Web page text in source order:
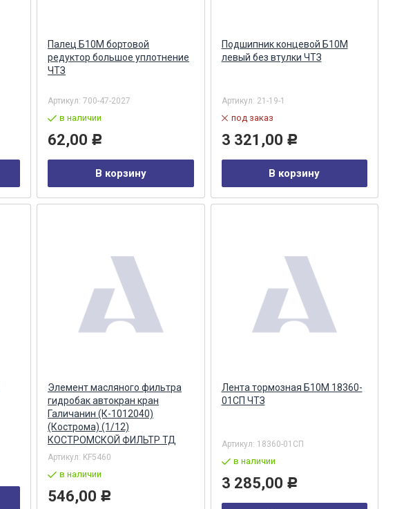
Палец Б10М бортовой
редуктор большое уплотнение
ЧТЗ
Артикул: 700-47-2027
в наличии
62,00 Р
В корзину
Подшипник концевой Б10М
левый без втулки ЧТЗ
Артикул: 21-19-1
под заказ
3 321,00 Р
В корзину
Элемент масляного фильтра
гидробак автокран кран
Галичанин (К-1012040)
(Кострома) (1/12)
КОСТРОМСКОЙ ФИЛЬТР ТД
Артикул: KF5460
в наличии
546,00 Р
Лента тормозная Б10М 18360-
01СП ЧТЗ
Артикул: 18360-01СП
в наличии
3 285,00 Р